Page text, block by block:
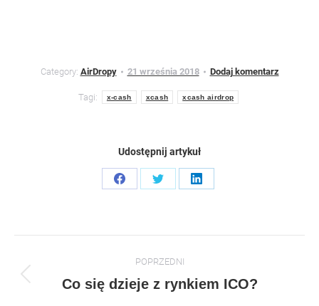
Category: AirDropy 21 września 2018 Dodaj komentarz
Tagi: x-cash xcash xcash airdrop
Udostępnij artykuł
Share
Facebook
Share
Twitter
Share
LinkedIn
navigation
POPRZEDNI
Previous
Co się dzieje z rynkiem ICO?